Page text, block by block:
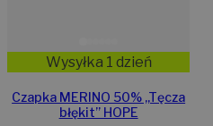
Wysyłka 1 dzień
Czapka MERINO 50% ,,Tęcza
błękit” HOPE